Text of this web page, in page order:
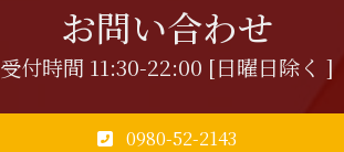
お問い合わせ
受付時間 11:30-22:00 [日曜日除く ]
0980-52-2143